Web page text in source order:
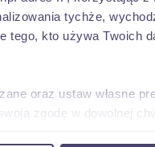
tychże,
tego, kto używa Twoich
oraz ustaw własne
zgodę w dowolnej
kredytu nawet o 5